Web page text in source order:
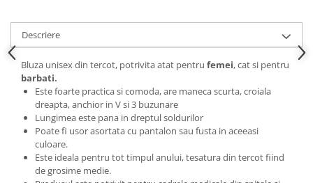
Descriere
Bluza unisex din tercot, potrivita atat pentru femei, cat si pentru
barbati.
Este foarte practica si comoda, are maneca scurta, croiala
dreapta, anchior in V si 3 buzunare
Lungimea este pana in dreptul soldurilor
Poate fi usor asortata cu pantalon sau fusta in aceeasi
culoare.
Este ideala pentru tot timpul anului, tesatura din tercot fiind
de grosime medie.